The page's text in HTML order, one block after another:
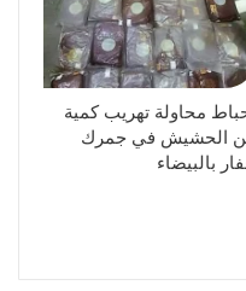
محاولة تهريب كمية
الحشيش في جمرك
بالبيضاء